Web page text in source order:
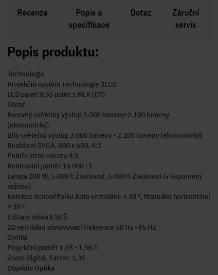
Recenze
Popis a
specifikace
Dotaz
Záruční
servis
Popis produktu:
Technologie
Projekční systém Technologie 3LCD
LCD panel 0,55 palec s MLA (D7)
Obraz
Barevný světelný výstup 3.000 lumeny-2.100 lumeny
(ekonomický)
Bílý světelný výstup 3.000 lumeny - 2.100 lumeny (ekonomický)
Rozlišení SVGA, 800 x 600, 4:3
Poměr stran obrazu 4:3
Kontrastní poměr 10.000 : 1
Lampa 200 W, 5.000 h Životnost, 6.000 h Životnost (v úsporném
režimu)
Korekce lichoběžníku Auto vertikální: ± 30 °, Manuální horizontální
± 30 °
Editace videa 8 bitů
2D vertikální obnovovací frekvence 50 Hz - 85 Hz
Optika
Projekční poměr 1,45 - 1,96:1
Zoom Digital, Factor: 1,35
Objektiv Optika